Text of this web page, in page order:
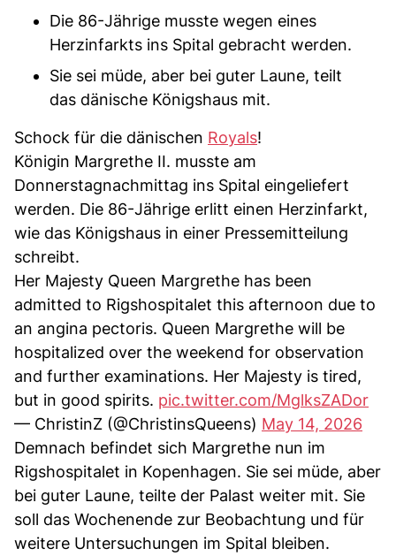
Die 86-Jährige musste wegen eines
Herzinfarkts ins Spital gebracht werden.
Sie sei müde, aber bei guter Laune, teilt
das dänische Königshaus mit.
Schock für die dänischen Royals!
Königin Margrethe II. musste am
Donnerstagnachmittag ins Spital eingeliefert
werden. Die 86-Jährige erlitt einen Herzinfarkt,
wie das Königshaus in einer Pressemitteilung
schreibt.
Her Majesty Queen Margrethe has been
admitted to Rigshospitalet this afternoon due to
an angina pectoris. Queen Margrethe will be
hospitalized over the weekend for observation
and further examinations. Her Majesty is tired,
but in good spirits. pic.twitter.com/MglksZADor
— ChristinZ (@ChristinsQueens) May 14, 2026
Demnach befindet sich Margrethe nun im
Rigshospitalet in Kopenhagen. Sie sei müde, aber
bei guter Laune, teilte der Palast weiter mit. Sie
soll das Wochenende zur Beobachtung und für
weitere Untersuchungen im Spital bleiben.